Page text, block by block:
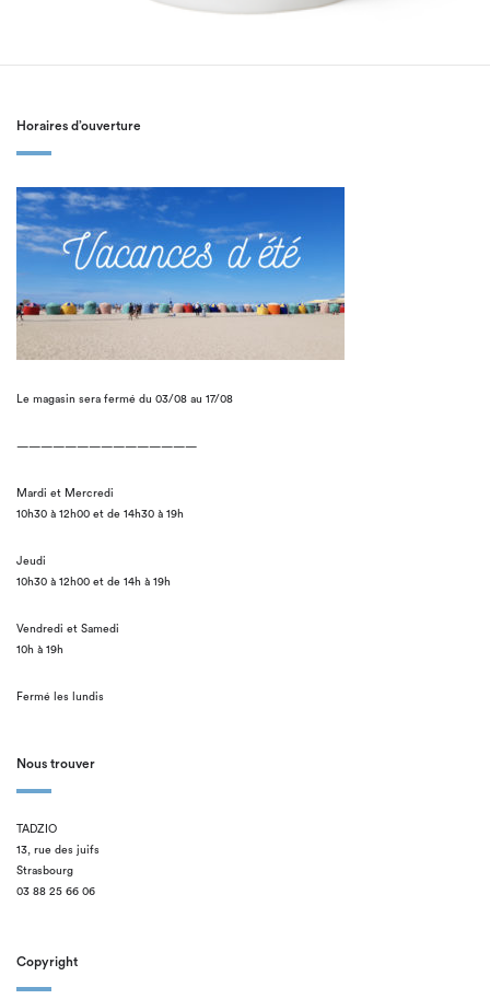
Horaires d’ouverture
Le magasin sera fermé du 03/08 au 17/08
———————————————
Mardi et Mercredi
10h30 à 12h00 et de 14h30 à 19h
Jeudi
10h30 à 12h00 et de 14h à 19h
Vendredi et Samedi
10h à 19h
Fermé les lundis
Nous trouver
TADZIO
13, rue des juifs
Strasbourg
03 88 25 66 06
Copyright